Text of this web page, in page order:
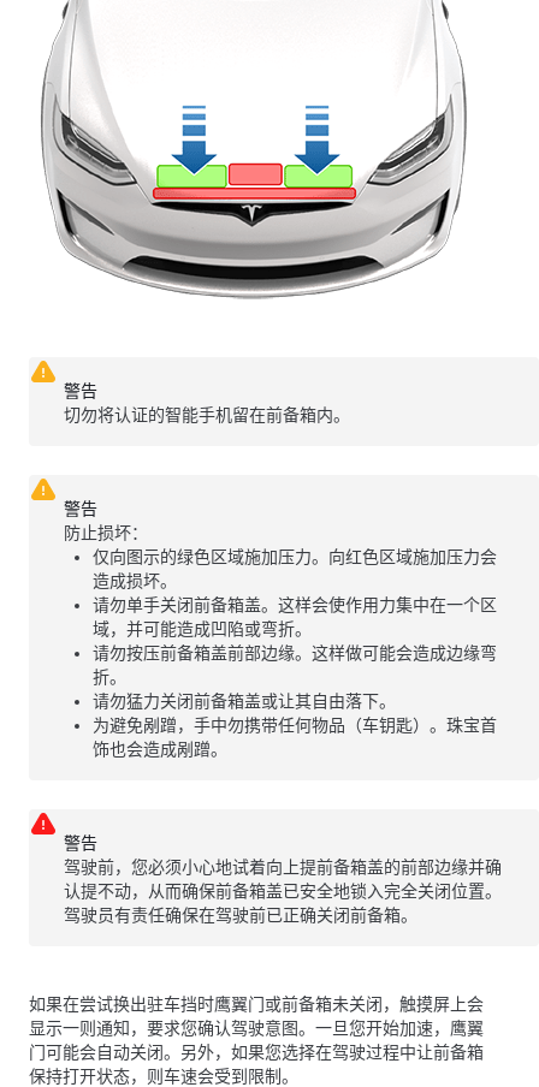
警告
切勿将认证的智能手机留在前备箱内。
警告
防止损坏：
仅向图示的绿色区域施加压力。向红色区域施加压力会
造成损坏。
请勿单手关闭前备箱盖。这样会使作用力集中在一个区
域，并可能造成凹陷或弯折。
请勿按压前备箱盖前部边缘。这样做可能会造成边缘弯
折。
请勿猛力关闭前备箱盖或让其自由落下。
为避免剐蹭，手中勿携带任何物品（车钥匙）。珠宝首
饰也会造成剐蹭。
警告
驾驶前，您必须小心地试着向上提前备箱盖的前部边缘并确
认提不动，从而确保前备箱盖已安全地锁入完全关闭位置。
驾驶员有责任确保在驾驶前已正确关闭前备箱。
如果在尝试换出驻车挡时鹰翼门或前备箱未关闭，触摸屏上会
显示一则通知，要求您确认驾驶意图。一旦您开始加速，鹰翼
门可能会自动关闭。 另外，如果您选择在驾驶过程中让前备箱
保持打开状态，则车速会受到限制。